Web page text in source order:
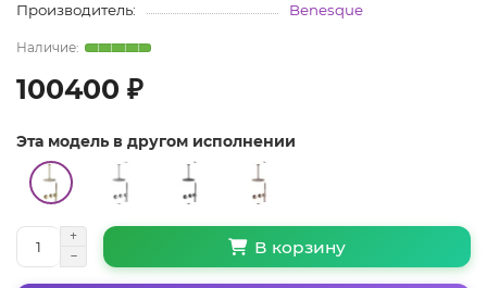
Производитель:
Benesque
100400 ₽
Эта модель в другом исполнении
В корзину